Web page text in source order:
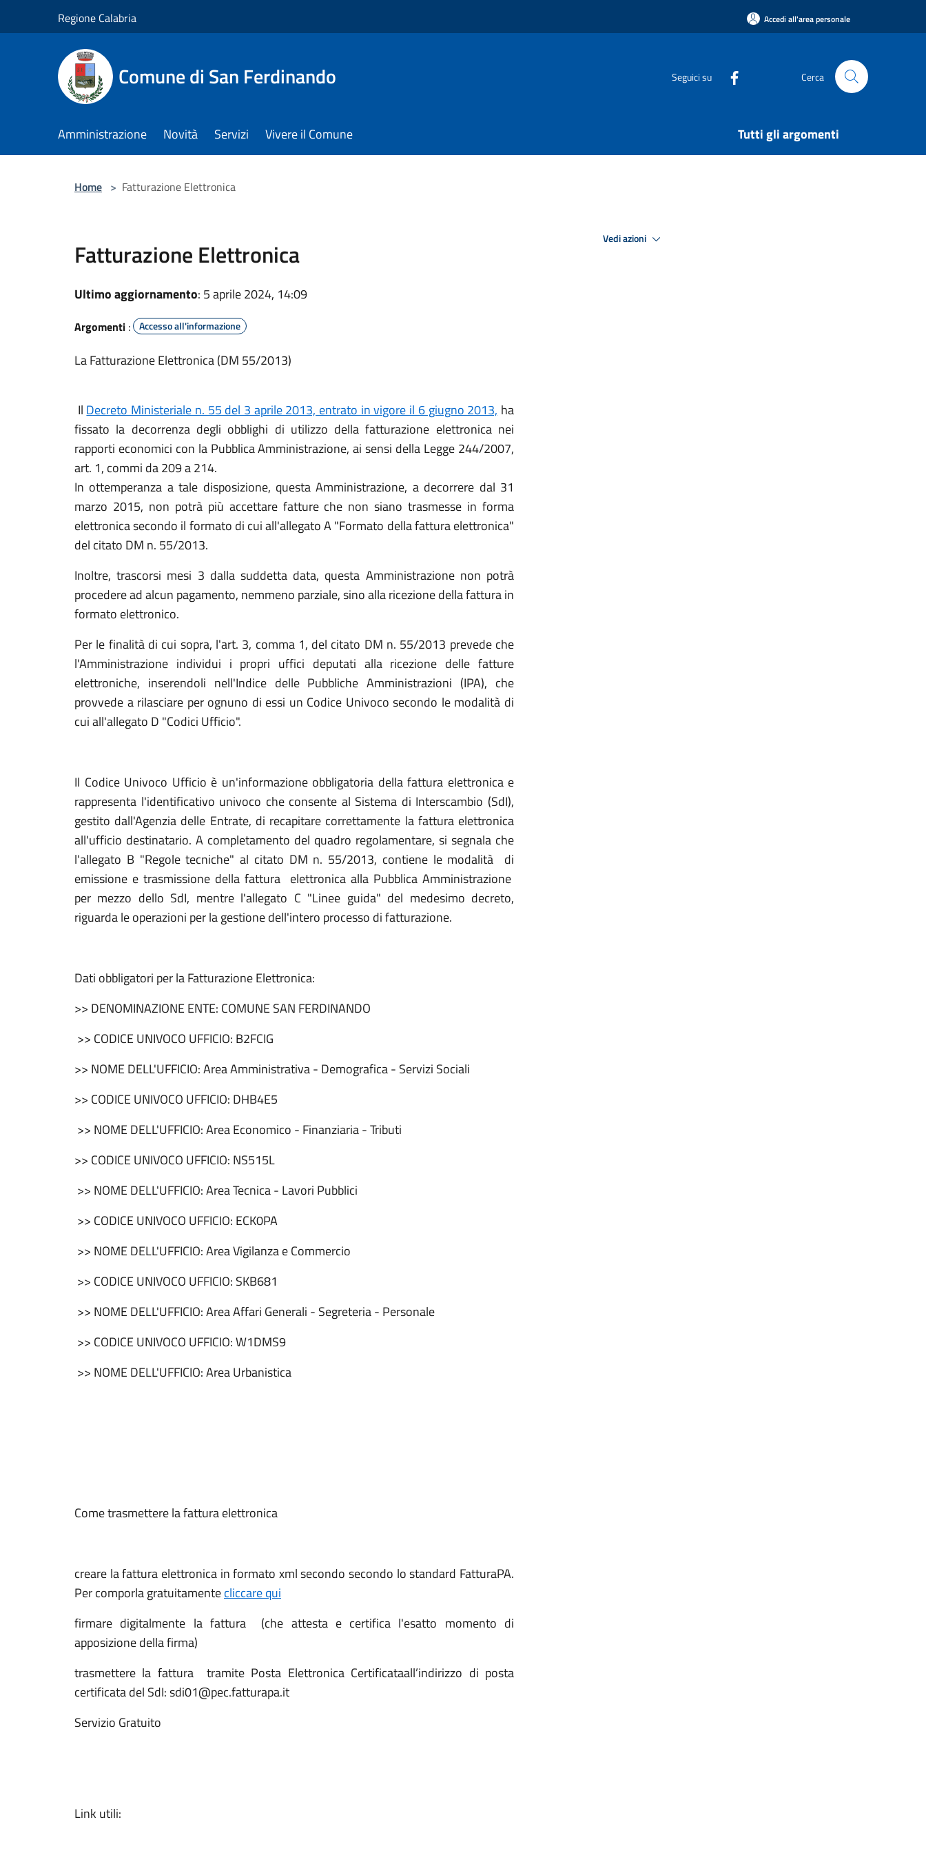
Regione Calabria Accedi all'area personale
Comune di San Ferdinando Seguici su Cerca
Amministrazione Novità Servizi Vivere il Comune Tutti gli argomenti
Home > Fatturazione Elettronica
Fatturazione Elettronica
Ultimo aggiornamento: 5 aprile 2024, 14:09
Argomenti : Accesso all'informazione
La Fatturazione Elettronica (DM 55/2013)
Il Decreto Ministeriale n. 55 del 3 aprile 2013, entrato in vigore il 6 giugno 2013, ha
fissato la decorrenza degli obblighi di utilizzo della fatturazione elettronica nei
rapporti economici con la Pubblica Amministrazione, ai sensi della Legge 244/2007,
art. 1, commi da 209 a 214.
In ottemperanza a tale disposizione, questa Amministrazione, a decorrere dal 31
marzo 2015, non potrà più accettare fatture che non siano trasmesse in forma
elettronica secondo il formato di cui all'allegato A "Formato della fattura elettronica"
del citato DM n. 55/2013.
Inoltre, trascorsi mesi 3 dalla suddetta data, questa Amministrazione non potrà
procedere ad alcun pagamento, nemmeno parziale, sino alla ricezione della fattura in
formato elettronico.
Per le finalità di cui sopra, l'art. 3, comma 1, del citato DM n. 55/2013 prevede che
l'Amministrazione individui i propri uffici deputati alla ricezione delle fatture
elettroniche, inserendoli nell'Indice delle Pubbliche Amministrazioni (IPA), che
provvede a rilasciare per ognuno di essi un Codice Univoco secondo le modalità di
cui all'allegato D "Codici Ufficio".
Il Codice Univoco Ufficio è un'informazione obbligatoria della fattura elettronica e
rappresenta l'identificativo univoco che consente al Sistema di Interscambio (SdI),
gestito dall'Agenzia delle Entrate, di recapitare correttamente la fattura elettronica
all'ufficio destinatario. A completamento del quadro regolamentare, si segnala che
l'allegato B "Regole tecniche" al citato DM n. 55/2013, contiene le modalità di
emissione e trasmissione della fattura elettronica alla Pubblica Amministrazione
per mezzo dello SdI, mentre l'allegato C "Linee guida" del medesimo decreto,
riguarda le operazioni per la gestione dell'intero processo di fatturazione.
Dati obbligatori per la Fatturazione Elettronica:
>> DENOMINAZIONE ENTE: COMUNE SAN FERDINANDO
>> CODICE UNIVOCO UFFICIO: B2FCIG
>> NOME DELL'UFFICIO: Area Amministrativa - Demografica - Servizi Sociali
>> CODICE UNIVOCO UFFICIO: DHB4E5
>> NOME DELL'UFFICIO: Area Economico - Finanziaria - Tributi
>> CODICE UNIVOCO UFFICIO: NS515L
>> NOME DELL'UFFICIO: Area Tecnica - Lavori Pubblici
>> CODICE UNIVOCO UFFICIO: ECK0PA
>> NOME DELL'UFFICIO: Area Vigilanza e Commercio
>> CODICE UNIVOCO UFFICIO: SKB681
>> NOME DELL'UFFICIO: Area Affari Generali - Segreteria - Personale
>> CODICE UNIVOCO UFFICIO: W1DMS9
>> NOME DELL'UFFICIO: Area Urbanistica
Come trasmettere la fattura elettronica
creare la fattura elettronica in formato xml secondo secondo lo standard FatturaPA.
Per comporla gratuitamentecliccare qui
firmare digitalmente la fattura (che attesta e certifica l'esatto momento di
apposizione della firma)
trasmettere la fattura tramite Posta Elettronica Certificataall’indirizzo di posta
certificata del SdI: sdi01@pec.fatturapa.it
Servizio Gratuito
Link utili:
Vedi azioni